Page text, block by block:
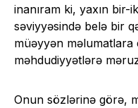
inanıram ki, yaxın bir-
səviyyəsində belə bir
müəyyən məlumatlara
məhdudiyyətlərə
Onun sözlərinə görə,